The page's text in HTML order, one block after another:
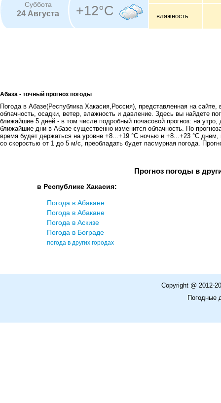
Суббота
24 Августа +12°C влажность
Абаза - точный прогноз погоды
Погода в Абазе(Республика Хакасия,Россия), представленная на
облачность, осадки, ветер, влажность и давление. Здесь вы найдете
ближайшие 5 дней - в том числе подробный почасовой прогноз: на
ближайшие дни в Абазе существенно изменится облачность. По
время будет держаться на уровне +8...+19 °C ночью и +8...+23 °C
со скоростью от 1 до 5 м/с, преобладать будет пасмурная погода.
Прогноз погоды в
в Республике Хакасия:
Погода в Абакане
Погода в Абакане
Погода в Аскизе
Погода в Бограде
погода в других городах
Copyright @ 2012-
Погодные